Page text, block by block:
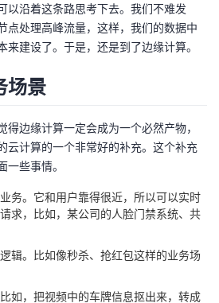
以沿着这条路思考下去。我们不难发
点处理高峰流量，这样，我们的数据中
建设了。于是，还是到了边缘计算。
场景
边缘计算一定会成为一个必然产物，
云计算的一个非常好的补充。这个补充
些事情。
务。它和用户靠得很近，所以可以实时
求，比如，某公司的人脸门禁系统、共
辑。比如像秒杀、抢红包这样的业务场
如，把视频中的车牌信息抠出来，转成